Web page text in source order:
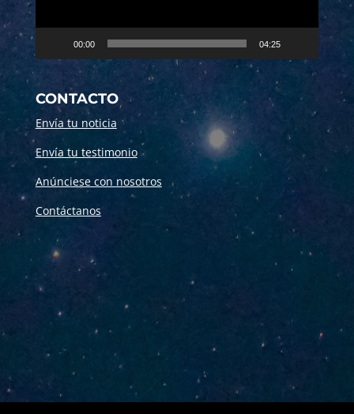
00:00 04:25
CONTACTO
Envía tu noticia
Envía tu testimonio
Anúnciese con nosotros
Contáctanos